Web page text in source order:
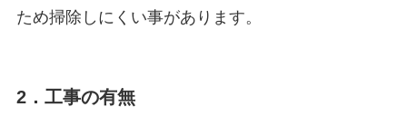
ため掃除しにくい事があります。
2．工事の有無